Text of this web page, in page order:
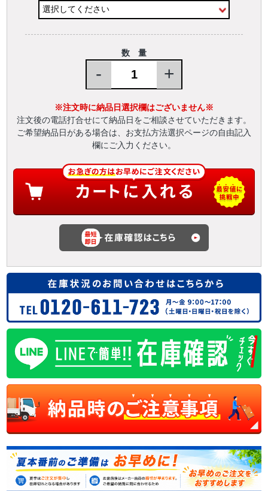
数 量
- +
※注文時に納品日選択欄はございません※
注文後の電話打合せにて納品日をご相談させていただきます。
ご希望納品日がある場合は、お支払方法選択ページの自由記入
欄にご入力ください。